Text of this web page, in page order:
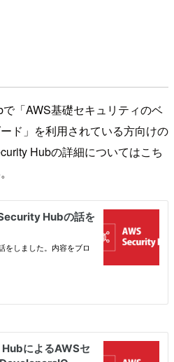
「AWS基礎セキュリティのベ
ド」を利用されている方向けの
Hubの詳細についてはこち